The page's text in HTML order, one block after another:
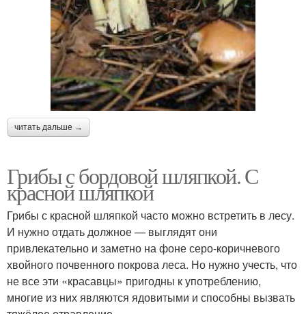
читать дальше →
Грибы с бордовой шляпкой. С
красной шляпкой
Грибы с красной шляпкой часто можно встретить в лесу.
И нужно отдать должное — выглядят они
привлекательно и заметно на фоне серо-коричневого
хвойного почвенного покрова леса. Но нужно учесть, что
не все эти «красавцы» пригодны к употреблению,
многие из них являются ядовитыми и способны вызвать